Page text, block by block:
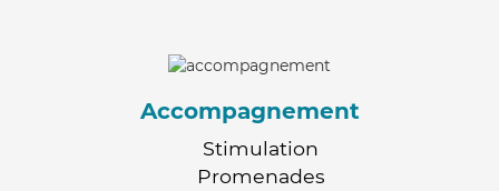
Accompagnement
Stimulation
Promenades